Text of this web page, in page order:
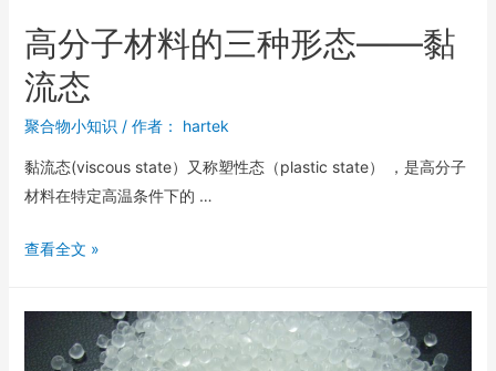
高分子材料的三种形态——黏
流态
聚合物小知识 / 作者： hartek
黏流态(viscous state）又称塑性态（plastic state） ，是高分子
材料在特定高温条件下的 …
查看全文 »